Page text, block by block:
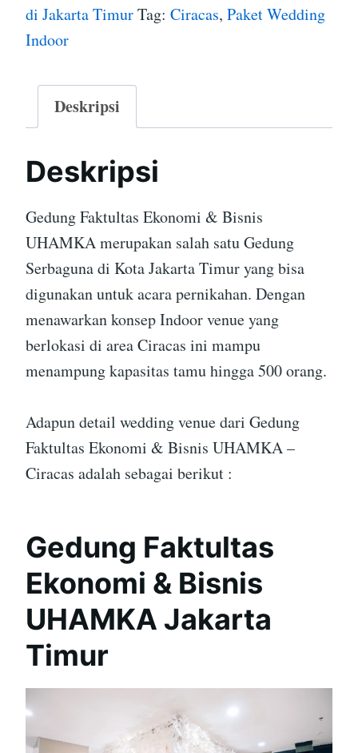
di Jakarta TimurTag: Ciracas, Paket Wedding
Indoor
Deskripsi
Deskripsi
Gedung Faktultas Ekonomi & Bisnis
UHAMKA merupakan salah satu Gedung
Serbaguna di Kota Jakarta Timur yang bisa
digunakan untuk acara pernikahan. Dengan
menawarkan konsep Indoor venue yang
berlokasi di area Ciracas ini mampu
menampung kapasitas tamu hingga 500 orang.
Adapun detail wedding venue dari Gedung
Faktultas Ekonomi & Bisnis UHAMKA –
Ciracas adalah sebagai berikut :
Gedung Faktultas
Ekonomi & Bisnis
UHAMKA Jakarta
Timur